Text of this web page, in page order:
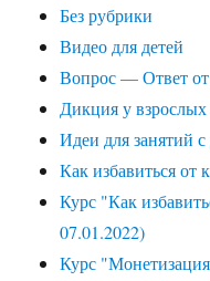
Без рубрики
Видео для детей
Вопрос — Ответ от
Дикция у взрослых
Идеи для занятий с
Как избавиться от
Курс "Как
07.01.2022)
Курс